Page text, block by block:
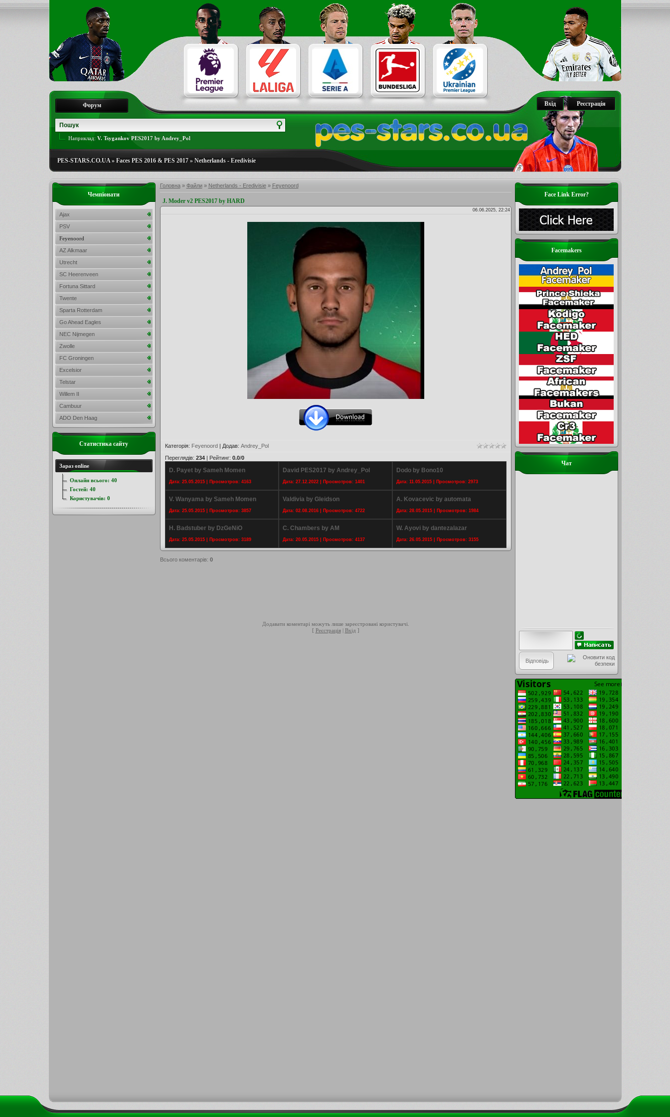
Реєстрація
Вхід
Форум
Наприклад: V. Tsygankov PES2017 by Andrey_Pol
PES-STARS.CO.UA» Faces PES 2016 & PES 2017» Netherlands - Eredivisie
Головна» Файли» Netherlands - Eredivisie» Feyenoord
J. Moder v2 PES2017 by HARD
06.06.2025, 22:24
Категорія: Feyenoord| Додав: Andrey_Pol
Переглядів: 234| Рейтинг: 0.0/0
D. Payet by Sameh Momen
Дата: 25.05.2015 | Просмотров: 4163
David PES2017 by Andrey_Pol
Дата: 27.12.2022 | Просмотров: 1401
Dodo by Bono10
Дата: 11.05.2015 | Просмотров: 2973
V. Wanyama by Sameh Momen
Дата: 25.05.2015 | Просмотров: 3857
Valdivia by Gleidson
Дата: 02.08.2016 | Просмотров: 4722
A. Kovacevic by automata
Дата: 28.05.2015 | Просмотров: 1984
H. Badstuber by DzGeNiO
Дата: 25.05.2015 | Просмотров: 3189
C. Chambers by AM
Дата: 20.05.2015 | Просмотров: 4137
W. Ayovi by dantezalazar
Дата: 26.05.2015 | Просмотров: 3155
Всього коментарів: 0
Додавати коментарі можуть лише зареєстровані користувачі.
[ Реєстрація| Вхід ]
Face Link Error?
Facemakers
Чат
Чемпіонати
Ajax
PSV
Feyenoord
AZ Alkmaar
Utrecht
SC Heerenveen
Fortuna Sittard
Twente
Sparta Rotterdam
Go Ahead Eagles
NEC Nijmegen
Zwolle
FC Groningen
Excelsior
Telstar
Willem II
Cambuur
ADO Den Haag
Статистика сайту
Зараз online
Онлайн всього: 40
Гостей: 40
Користувачів: 0